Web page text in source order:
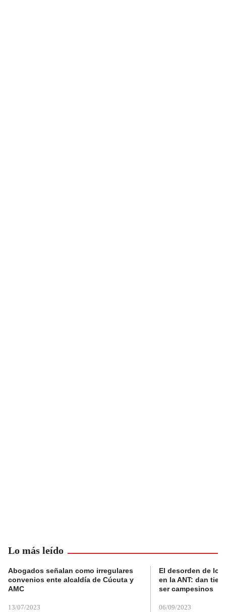
Lo más leído
Abogados señalan como irregulares
convenios ente alcaldía de Cúcuta y
AMC
13/07/2023
El desorden de
en la ANT: dan
ser campesinos
06/09/2023